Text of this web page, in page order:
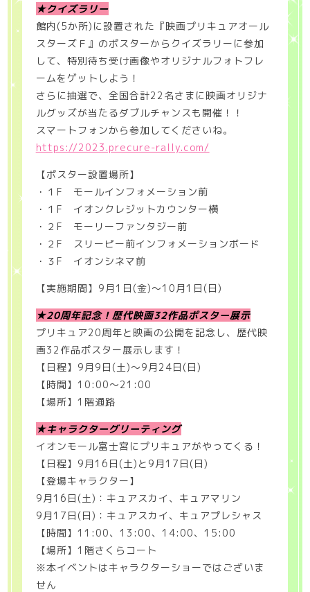
★クイズラリー
館内(5か所)に設置された『映画プリキュアオール
スターズＦ』のポスターからクイズラリーに参加
して、特別待ち受け画像やオリジナルフォトフレ
ームをゲットしよう！
さらに抽選で、全国合計22名さまに映画オリジナ
ルグッズが当たるダブルチャンスも開催！！
スマートフォンから参加してくださいね。
https://2023.precure-rally.com/
【ポスター設置場所】
・１F モールインフォメーション前
・１F イオンクレジットカウンター横
・２F モーリーファンタジー前
・２F スリーピー前インフォメーションボード
・３F イオンシネマ前
【実施期間】9月1日(金)〜10月1日(日)
★20周年記念！歴代映画32作品ポスター展示
プリキュア20周年と映画の公開を記念し、歴代映
画32作品ポスター展示します！
【日程】9月9日(土)〜9月24日(日)
【時間】10:00〜21:00
【場所】1階通路
★キャラクターグリーティング
イオンモール富士宮にプリキュアがやってくる！
【日程】9月16日(土)と9月17日(日)
【登場キャラクター】
9月16日(土)：キュアスカイ、キュアマリン
9月17日(日)：キュアスカイ、キュアプレシャス
【時間】11:00、13:00、14:00、15:00
【場所】1階さくらコート
※本イベントはキャラクターショーではございま
せん